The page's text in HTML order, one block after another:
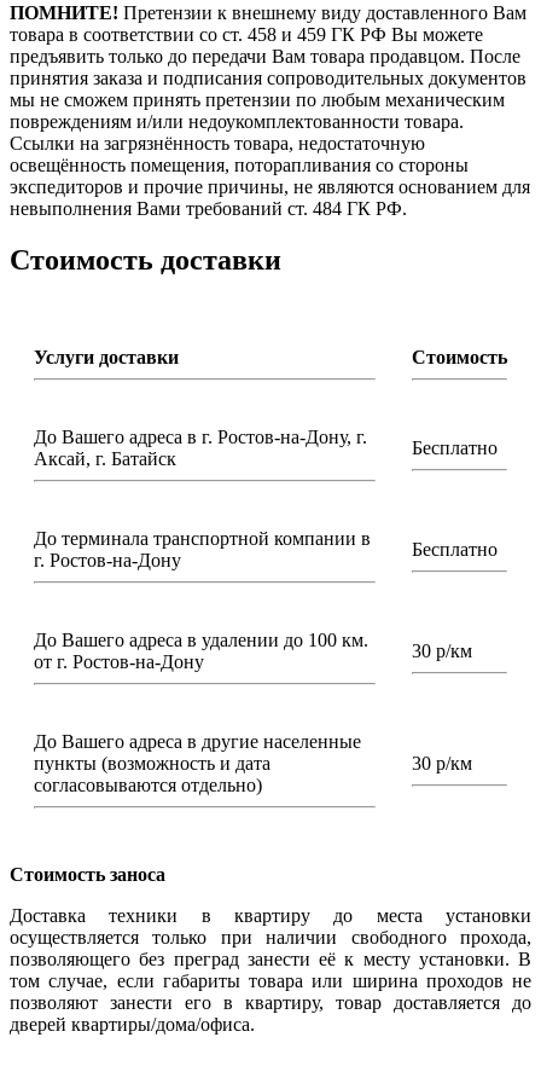
ПОМНИТЕ! Претензии к внешнему виду доставленного Вам
товара в соответствии со ст. 458 и 459 ГК РФ Вы можете
предъявить только до передачи Вам товара продавцом. После
принятия заказа и подписания сопроводительных документов
мы не сможем принять претензии по любым механическим
повреждениям и/или недоукомплектованности товара.
Ссылки на загрязнённость товара, недостаточную
освещённость помещения, поторапливания со стороны
экспедиторов и прочие причины, не являются основанием для
невыполнения Вами требований ст. 484 ГК РФ.
Стоимость доставки
Услуги доставки Стоимость
До Вашего адреса в г. Ростов-на-Дону, г.
Аксай, г. Батайск
Бесплатно
До терминала транспортной компании в
г. Ростов-на-Дону
Бесплатно
До Вашего адреса в удалении до 100 км.
от г. Ростов-на-Дону
30 р/км
До Вашего адреса в другие населенные
пункты (возможность и дата
согласовываются отдельно)
30 р/км
Стоимость заноса
Доставка техники в квартиру до места установки
осуществляется только при наличии свободного прохода,
позволяющего без преград занести её к месту установки. В
том случае, если габариты товара или ширина проходов не
позволяют занести его в квартиру, товар доставляется до
дверей квартиры/дома/офиса.